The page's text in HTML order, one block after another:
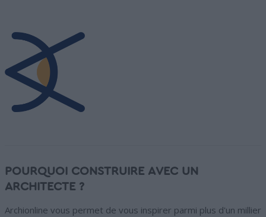
POURQUOI CONSTRUIRE AVEC UN
ARCHITECTE ?
Archionline vous permet de vous inspirer parmi plus d'un millier